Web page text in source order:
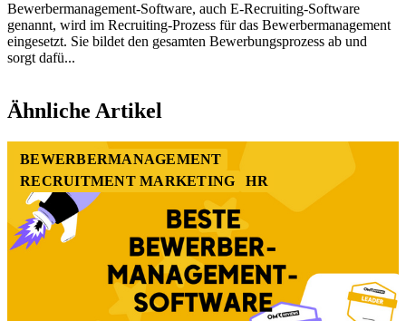
Bewerbermanagement-Software, auch E-Recruiting-Software
genannt, wird im Recruiting-Prozess für das Bewerbermanagement
eingesetzt. Sie bildet den gesamten Bewerbungsprozess ab und
sorgt dafü...
1
of
Ähnliche Artikel
BEWERBERMANAGEMENT
RECRUITMENT MARKETING
HR